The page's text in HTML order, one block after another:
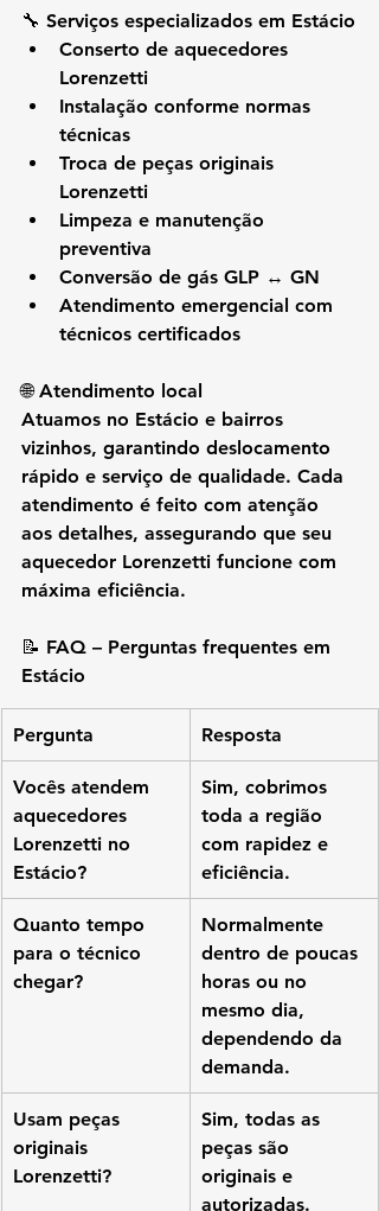
🔧 Serviços especializados em Estácio
Conserto de aquecedores
Lorenzetti
Instalação conforme normas
técnicas
Troca de peças originais
Lorenzetti
Limpeza e manutenção
preventiva
Conversão de gás GLP ↔ GN
Atendimento emergencial com
técnicos certificados
🌐 Atendimento local
Atuamos no Estácio e bairros
vizinhos, garantindo deslocamento
rápido e serviço de qualidade. Cada
atendimento é feito com atenção
aos detalhes, assegurando que seu
aquecedor Lorenzetti funcione com
máxima eficiência.
📝 FAQ – Perguntas frequentes em
Estácio
Pergunta Resposta
Vocês atendem
aquecedores
Lorenzetti no
Estácio?
Sim, cobrimos
toda a região
com rapidez e
eficiência.
Quanto tempo
para o técnico
chegar?
Normalmente
dentro de poucas
horas ou no
mesmo dia,
dependendo da
demanda.
Usam peças
originais
Lorenzetti?
Sim, todas as
peças são
originais e
autorizadas.